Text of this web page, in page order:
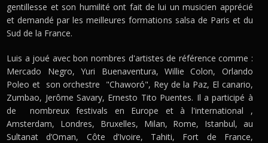
gentillesse et son humilité ont fait de lui un musicien apprécié
et demandé par les meilleures formations salsa de Paris et du
Sud de la France.
Luis a joué avec bon nombres d'artistes de référence comme :
Mercado Negro, Yuri Buenaventura, Willie Colon, Orlando
Poleo et son orchestre "Chaworó", Rey de la Paz, El canario,
Zumbao, Jerôme Savary, Ernesto Tito Puentes. Il a participé à
de nombreux festivals en Europe et à l'international ,
Amsterdam, Londres, Bruxelles, Milan, Rome, Istanbul, au
Sultanat d’Oman, Côte d’Ivoire, Tahiti, Fort de France,